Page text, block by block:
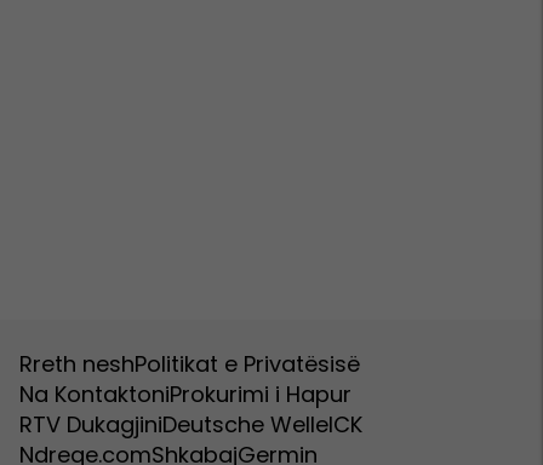
Rreth neshPolitikat e Privatësisë
Na KontaktoniProkurimi i Hapur
RTV DukagjiniDeutsche WelleICK
Ndreqe.comShkabajGermin